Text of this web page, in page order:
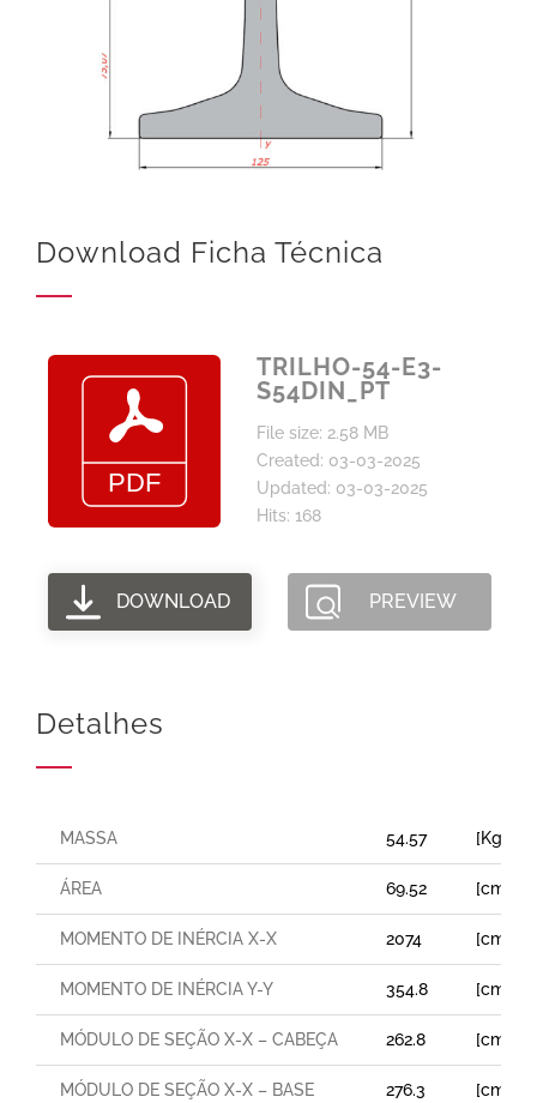
Download Ficha Técnica
TRILHO-54-E3-
S54DIN_PT
File size: 2.58 MB
Created: 03-03-2025
Updated: 03-03-2025
Hits: 168
DOWNLOAD PREVIEW
Detalhes
MASSA 54.57 [Kg/m]
ÁREA 69.52 [cm²]
MOMENTO DE INÉRCIA X-X 2074 [cm⁴]
MOMENTO DE INÉRCIA Y-Y 354.8 [cm⁴]
MÓDULO DE SEÇÃO X-X – CABEÇA 262.8 [cm³]
MÓDULO DE SEÇÃO X-X – BASE 276.3 [cm³]